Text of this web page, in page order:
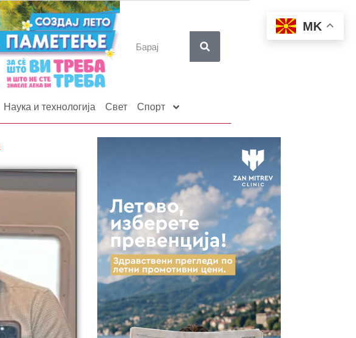
Наука и технологија Свет Спорт
MK